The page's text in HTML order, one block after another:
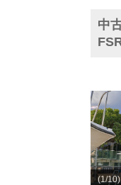
中
(1/10)